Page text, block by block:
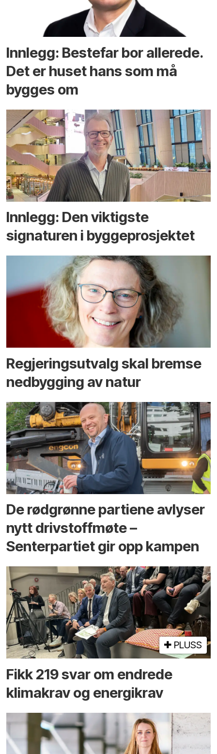
Innlegg: Bestefar bor allerede.
Det er huset hans som må
bygges om
Innlegg: Den viktigste
signaturen i bygge­­prosjektet
Regjerings­utvalg skal bremse
ned­bygging av natur
De rødgrønne partiene avlyser
nytt drivstoffmøte –
Senterpartiet gir opp kampen
PLUSS
Fikk 219 svar om endrede
klimakrav og energikrav